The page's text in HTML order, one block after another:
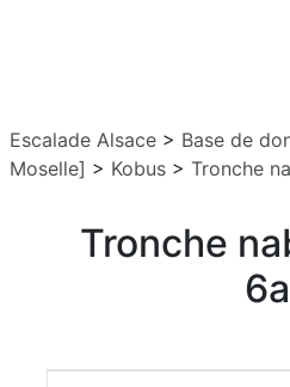
Escalade Alsace > Base de
Moselle] > Kobus > Tronche
Tronche
6a